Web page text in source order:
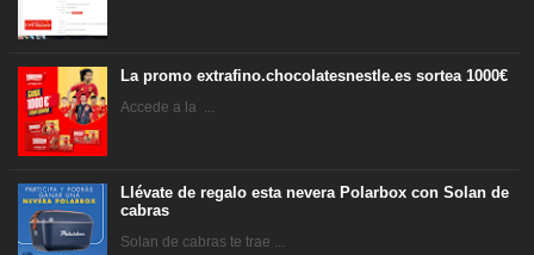
La promo extrafino.chocolatesnestle.es sortea 1000€
Accede a la ...
Llévate de regalo esta nevera Polarbox con Solan de
cabras
Solan de cabras te trae ...